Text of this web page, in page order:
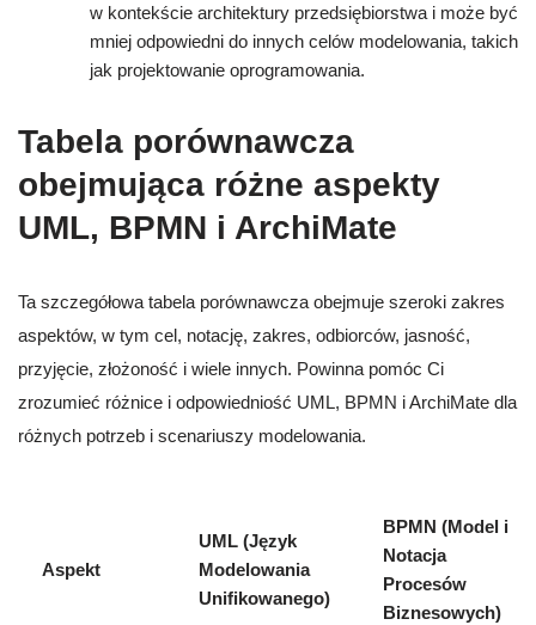
w kontekście architektury przedsiębiorstwa i może być
mniej odpowiedni do innych celów modelowania, takich
jak projektowanie oprogramowania.
Tabela porównawcza
obejmująca różne aspekty
UML, BPMN i ArchiMate
Ta szczegółowa tabela porównawcza obejmuje szeroki zakres
aspektów, w tym cel, notację, zakres, odbiorców, jasność,
przyjęcie, złożoność i wiele innych. Powinna pomóc Ci
zrozumieć różnice i odpowiedniość UML, BPMN i ArchiMate dla
różnych potrzeb i scenariuszy modelowania.
Aspekt
UML (Język
Modelowania
Unifikowanego)
BPMN (Model i
Notacja
Procesów
Biznesowych)